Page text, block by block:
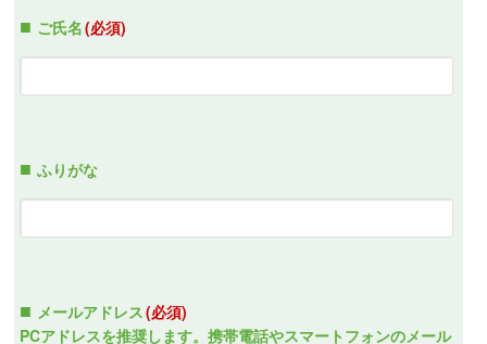
ご氏名(必須)
ふりがな
メールアドレス(必須)
PCアドレスを推奨します。携帯電話やスマートフォンのメール